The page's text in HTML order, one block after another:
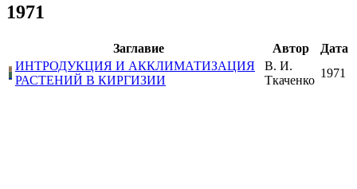
1971
Заглавие Автор
Дата
ИНТРОДУКЦИЯ И АККЛИМАТИЗАЦИЯ
РАСТЕНИЙ В КИРГИЗИИ
В. И.
Ткаченко
1971